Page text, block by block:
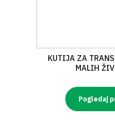
KUTIJA ZA
MALIH
Pogledaj